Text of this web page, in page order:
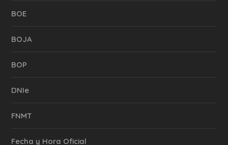
BOE
BOJA
BOP
DNIe
FNMT
Fecha y Hora Oficial